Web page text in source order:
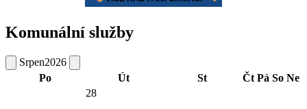
Komunální služby
Srpen2026
Po
Út St Čt Pá So Ne
28